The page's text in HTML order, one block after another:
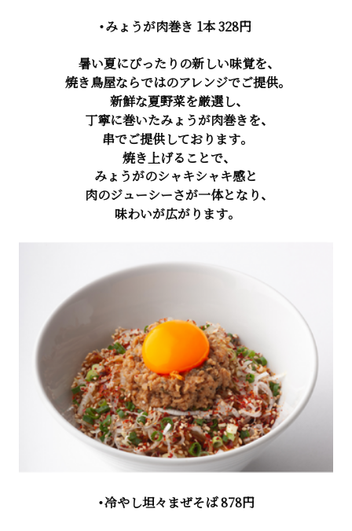
・みょうが肉巻き 1本 328円
暑い夏にぴったりの新しい味覚を、
焼き鳥屋ならではのアレンジでご提供。
新鮮な夏野菜を厳選し、
丁寧に巻いたみょうが肉巻きを、
串でご提供しております。
焼き上げることで、
みょうがのシャキシャキ感と
肉のジューシーさが一体となり、
味わいが広がります。
・冷やし坦々まぜそば 878円